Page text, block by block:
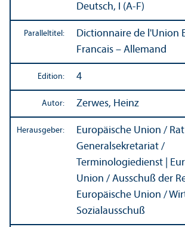
Deutsch, I (A-F)
Paralleltitel:
Dictionnaire de l'Union
Francais – Allemand
Edition: 4
Autor: Zerwes, Heinz
Herausgeber:
Europäische Union /
Generalsekretariat /
Terminologiedienst |
Union / Ausschuß der
Europäische Union /
Sozialausschuß